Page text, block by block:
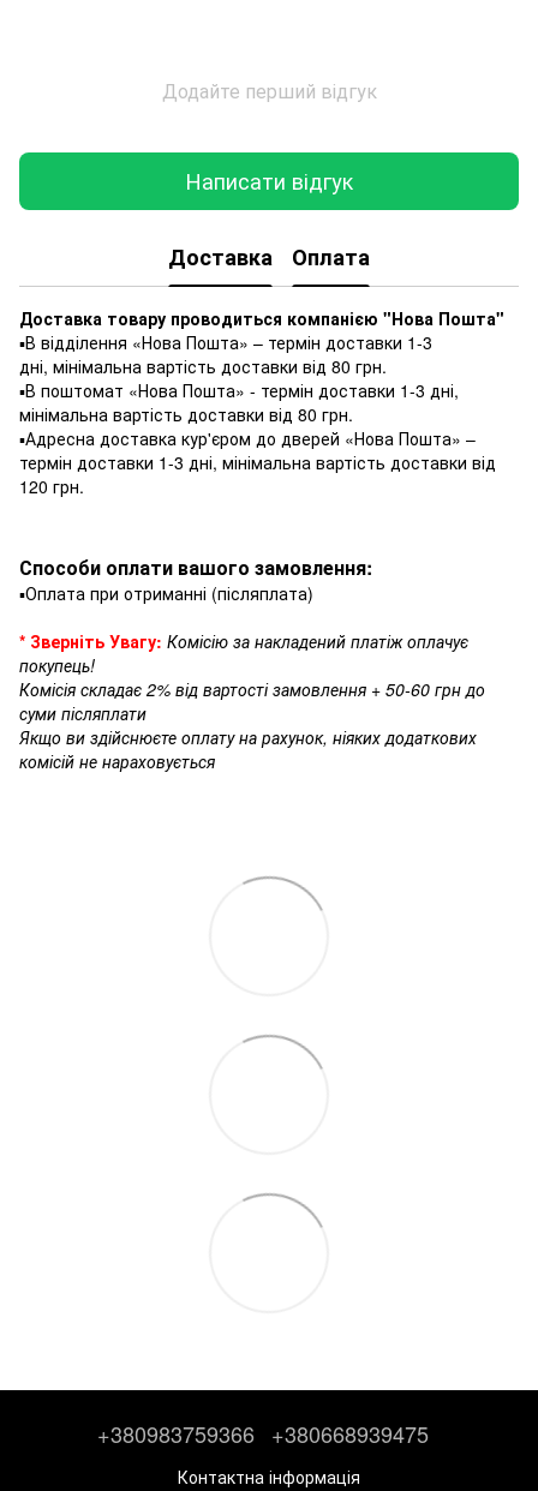
Додайте перший відгук
Написати відгук
Доставка Оплата
Доставка товару проводиться компанією "Нова Пошта"
▪️В відділення «Нова Пошта» – термін доставки 1-3
дні, мінімальна вартість доставки від 80 грн.
▪️В поштомат «Нова Пошта» - термін доставки 1-3 дні,
мінімальна вартість доставки від 80 грн.
▪️Адресна доставка кур'єром до дверей «Нова Пошта» –
термін доставки 1-3 дні, мінімальна вартість доставки від
120 грн.
Способи оплати вашого замовлення:
▪️Оплата при отриманні (післяплата)
* Зверніть Увагу: Комісію за накладений платіж оплачує
покупець!
Комісія складає 2% від вартості замовлення + 50-60 грн до
суми післяплати
Якщо ви здійснюєте оплату на рахунок, ніяких додаткових
комісій не нараховується
+380983759366 +380668939475
Контактна інформація